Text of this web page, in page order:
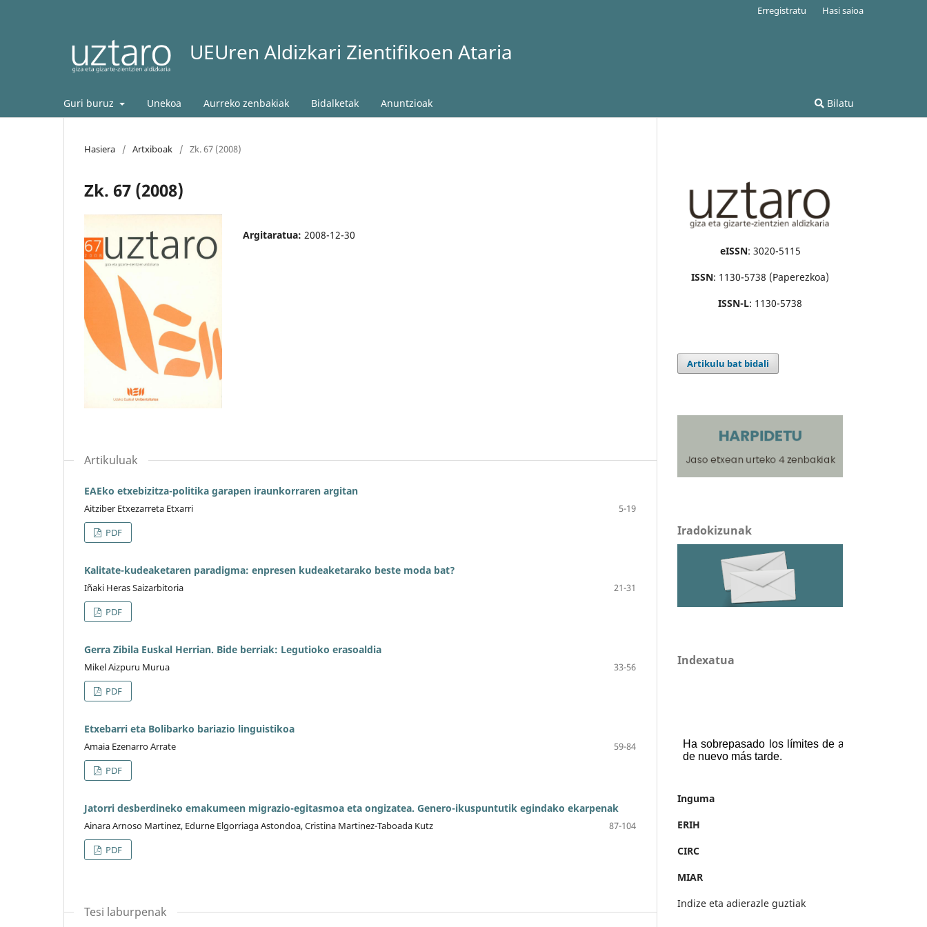
UEUren Aldizkari Zientifikoen Ataria
Guri buruz Unekoa Aurreko zenbakiak Bidalketak Anuntzioak Bilatu
Erregistratu Hasi saioa
Hasiera / Artxiboak / Zk. 67 (2008)
Zk. 67 (2008)
Argitaratua: 2008-12-30
Artikuluak
EAEko etxebizitza-politika garapen iraunkorraren argitan
Aitziber Etxezarreta Etxarri
5-19
PDF
Kalitate-kudeaketaren paradigma: enpresen kudeaketarako beste moda bat?
Iñaki Heras Saizarbitoria
21-31
PDF
Gerra Zibila Euskal Herrian. Bide berriak: Legutioko erasoaldia
Mikel Aizpuru Murua
33-56
PDF
Etxebarri eta Bolibarko bariazio linguistikoa
Amaia Ezenarro Arrate
59-84
PDF
Jatorri desberdineko emakumeen migrazio-egitasmoa eta ongizatea. Genero-ikuspuntutik egindako ekarpenak
Ainara Arnoso Martinez, Edurne Elgorriaga Astondoa, Cristina Martinez-Taboada Kutz
87-104
PDF
Tesi laburpenak
eISSN: 3020-5115
ISSN: 1130-5738 (Paperezkoa)
ISSN-L: 1130-5738
Artikulu bat bidali
Iradokizunak
Indexatua
Inguma
ERIH
CIRC
MIAR
Indize eta adierazle guztiak